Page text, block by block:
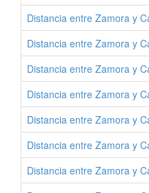
Distancia entre Zamora y
Distancia entre Zamora y
Distancia entre Zamora y
Distancia entre Zamora y
Distancia entre Zamora y
Distancia entre Zamora y
Distancia entre Zamora y